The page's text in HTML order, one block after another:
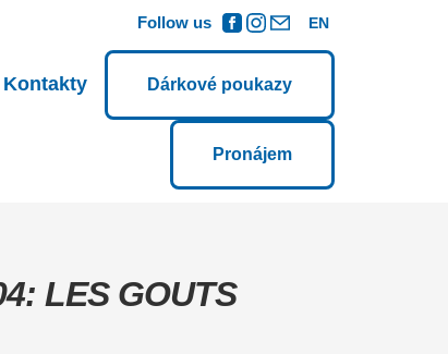
Follow us EN
Kontakty Dárkové poukazy
Pronájem
LES GOUTS